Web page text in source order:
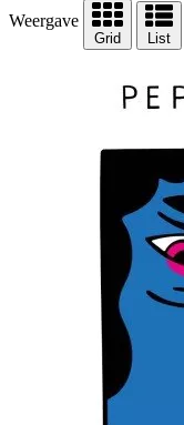
Weergave
Grid List